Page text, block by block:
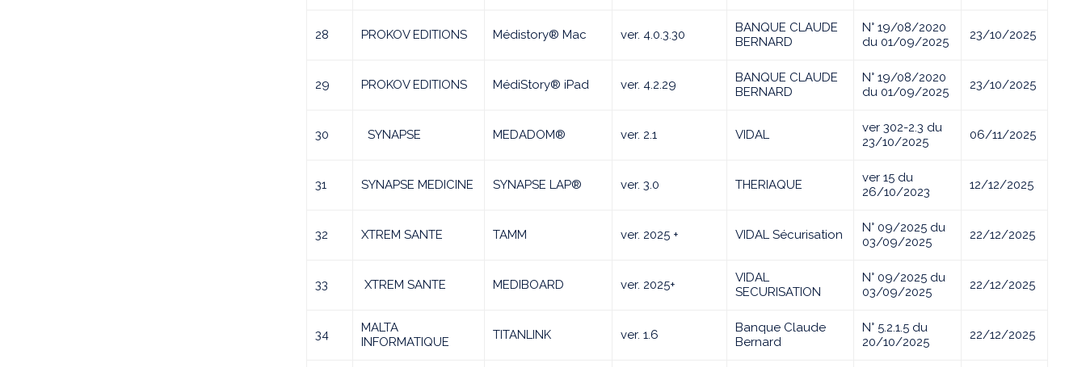
28 PROKOV EDITIONS Médistory® Mac ver. 4.0.3.30
BANQUE CLAUDE
BERNARD
N° 19/08/2020
du 01/09/2025
23/10/2025
29 PROKOV EDITIONS MédiStory® iPad ver. 4.2.29
BANQUE CLAUDE
BERNARD
N° 19/08/2020
du 01/09/2025
23/10/2025
30 SYNAPSE MEDADOM® ver. 2.1 VIDAL
ver 302-2.3 du
23/10/2025
06/11/2025
31 SYNAPSE MEDICINE SYNAPSE LAP® ver. 3.0 THERIAQUE
ver 15 du
26/10/2023
12/12/2025
32 XTREM SANTE TAMM ver. 2025 + VIDAL Sécurisation
N° 09/2025 du
03/09/2025
22/12/2025
33 XTREM SANTE MEDIBOARD ver. 2025+
VIDAL
SECURISATION
N° 09/2025 du
03/09/2025
22/12/2025
34
MALTA
INFORMATIQUE
TITANLINK ver. 1.6
Banque Claude
Bernard
N° 5.2.1.5 du
20/10/2025
22/12/2025